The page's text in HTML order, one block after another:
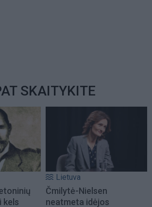
SKAITYKITE
kels
Lietuva
Čmilytė-Nielsen
neatmeta idėjos